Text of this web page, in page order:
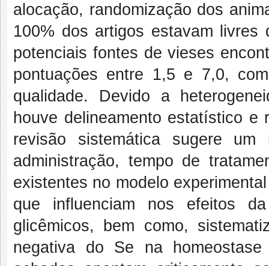
alocação, randomização dos
100% dos artigos estavam livres
potenciais fontes de vieses
pontuações entre 1,5 e 7,0,
qualidade. Devido a
houve delineamento estatístico
revisão sistemática sugere
administração, tempo de
existentes no modelo
que influenciam nos efeitos
glicêmicos, bem como,
negativa do Se na